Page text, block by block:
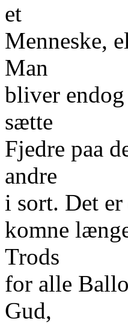
et
Menneske,
Man
bliver
sætte
Fjedre paa
andre
i sort. Det
komne
Trods
for alle
Gud,